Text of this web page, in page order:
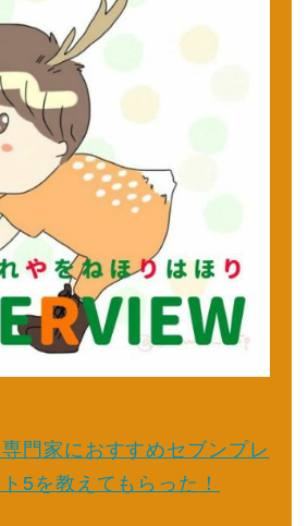
門家におすすめセブンプレ
5を教えてもらった！